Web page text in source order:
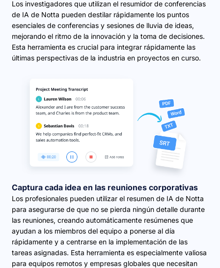
Los investigadores que utilizan el resumidor de conferencias
de IA de Notta pueden destilar rápidamente los puntos
esenciales de conferencias y sesiones de lluvia de ideas,
mejorando el ritmo de la innovación y la toma de decisiones.
Esta herramienta es crucial para integrar rápidamente las
últimas perspectivas de la industria en proyectos en curso.
Captura cada idea en las reuniones corporativas
Los profesionales pueden utilizar el resumen de IA de Notta
para asegurarse de que no se pierda ningún detalle durante
las reuniones, creando automáticamente resúmenes que
ayudan a los miembros del equipo a ponerse al día
rápidamente y a centrarse en la implementación de las
tareas asignadas. Esta herramienta es especialmente valiosa
para equipos remotos y empresas globales que necesitan